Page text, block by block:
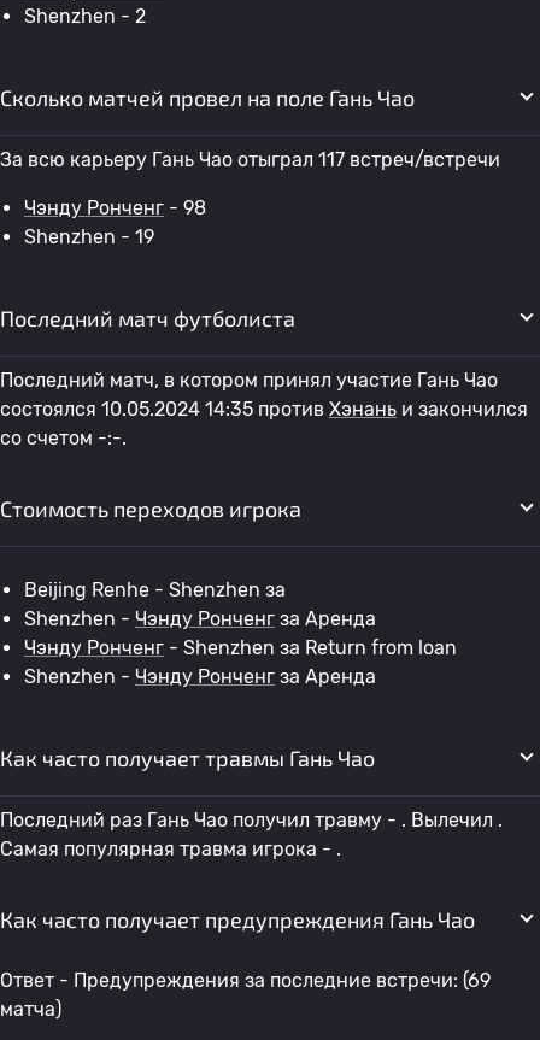
Shenzhen - 2
Сколько матчей провел на поле Гань Чао
За всю карьеру Гань Чао отыграл 117 встреч/встречи
Чэнду Ронченг - 98
Shenzhen - 19
Последний матч футболиста
Последний матч, в котором принял участие Гань Чао
состоялся 10.05.2024 14:35 против Хэнань и закончился
со счетом -:-.
Стоимость переходов игрока
Beijing Renhe - Shenzhen за
Shenzhen - Чэнду Ронченг за Аренда
Чэнду Ронченг - Shenzhen за Return from loan
Shenzhen - Чэнду Ронченг за Аренда
Как часто получает травмы Гань Чао
Последний раз Гань Чао получил травму - . Вылечил .
Самая популярная травма игрока - .
Как часто получает предупреждения Гань Чао
Ответ - Предупреждения за последние встречи: (69
матча)